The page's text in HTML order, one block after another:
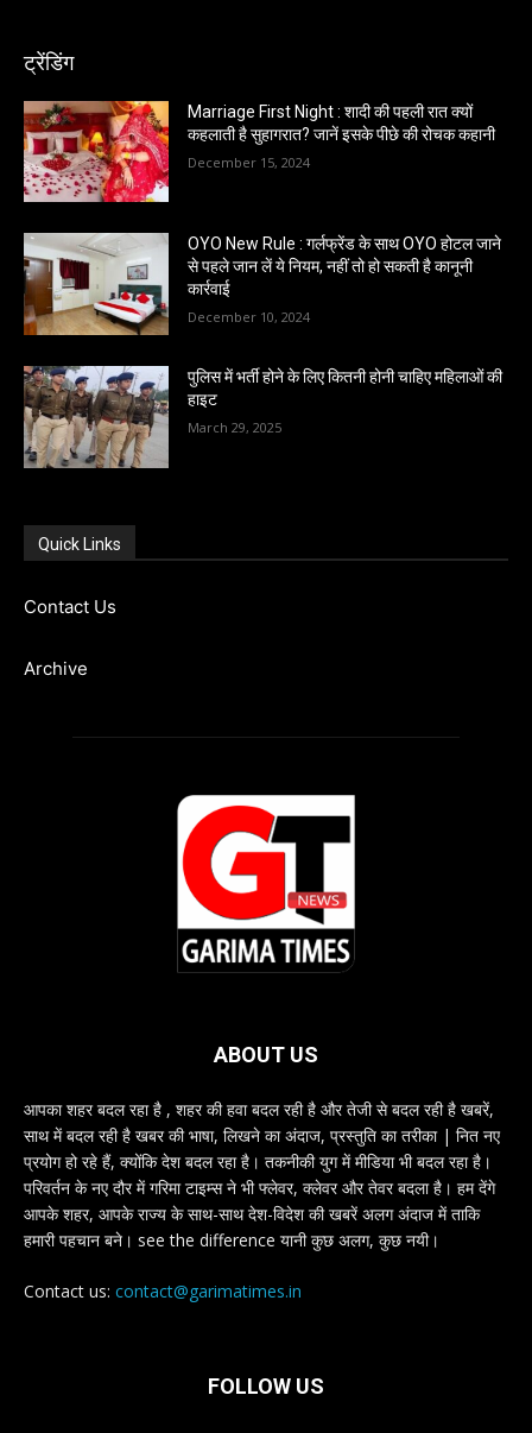
ट्रेंडिंग
Marriage First Night : शादी की पहली रात क्यों
कहलाती है सुहागरात? जानें इसके पीछे की रोचक कहानी
December 15, 2024
OYO New Rule : गर्लफ्रेंड के साथ OYO होटल जाने
से पहले जान लें ये नियम, नहीं तो हो सकती है कानूनी
कार्रवाई
December 10, 2024
पुलिस में भर्ती होने के लिए कितनी होनी चाहिए महिलाओं की
हाइट
March 29, 2025
Quick Links
Contact Us
Archive
ABOUT US
आपका शहर बदल रहा है , शहर की हवा बदल रही है और तेजी से बदल रही है खबरें,
साथ में बदल रही है खबर की भाषा, लिखने का अंदाज, प्रस्तुति का तरीका | नित नए
प्रयोग हो रहे हैं, क्योंकि देश बदल रहा है। तकनीकी युग में मीडिया भी बदल रहा है।
परिवर्तन के नए दौर में गरिमा टाइम्स ने भी फ्लेवर, क्लेवर और तेवर बदला है। हम देंगे
आपके शहर, आपके राज्य के साथ-साथ देश-विदेश की खबरें अलग अंदाज में ताकि
हमारी पहचान बने। see the difference यानी कुछ अलग, कुछ नयी।
Contact us: contact@garimatimes.in
FOLLOW US